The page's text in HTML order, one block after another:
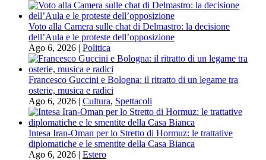
Voto alla Camera sulle chat di Delmastro: la decisione
dell’Aula e le proteste dell’opposizione
Ago 6, 2026 | Politica
Francesco Guccini e Bologna: il ritratto di un legame tra
osterie, musica e radici
Ago 6, 2026 | Cultura, Spettacoli
Intesa Iran-Oman per lo Stretto di Hormuz: le trattative
diplomatiche e le smentite della Casa Bianca
Ago 6, 2026 | Estero